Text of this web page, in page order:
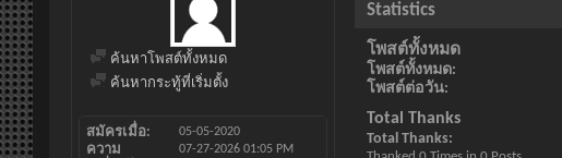
ค้นหาโพสต์ทั้งหมด
ค้นหากระทู้ที่เริ่มตั้ง
สมัครเมื่อ 05-05-2020
ความ
07-27-2026 01:05 PM
Statistics
โพสต์ทั้งหมด
โพสต์ทั้งหมด
โพสต์ต่อวัน
Total Thanks
Total Thanks